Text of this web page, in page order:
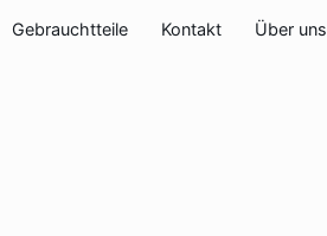
Gebrauchtteile Kontakt Über uns